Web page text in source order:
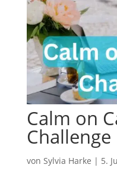
Calm on
Challenge
von Sylvia Harke | 5.